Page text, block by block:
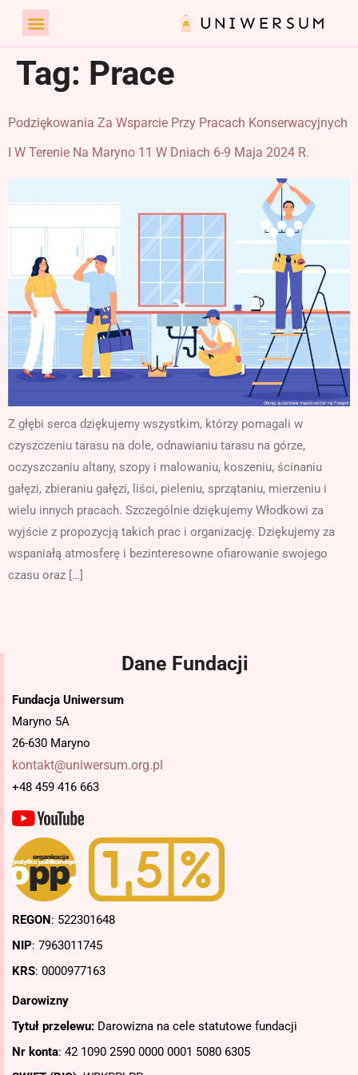
Tag: Prace
Podziękowania Za Wsparcie Przy Pracach Konserwacyjnych
I W Terenie Na Maryno 11 W Dniach 6-9 Maja 2024 R.
Z głębi serca dziękujemy wszystkim, którzy pomagali w
czyszczeniu tarasu na dole, odnawianiu tarasu na górze,
oczyszczaniu altany, szopy i malowaniu, koszeniu, ścinaniu
gałęzi, zbieraniu gałęzi, liści, pieleniu, sprzątaniu, mierzeniu i
wielu innych pracach. Szczególnie dziękujemy Włodkowi za
wyjście z propozycją takich prac i organizację. Dziękujemy za
wspaniałą atmosferę i bezinteresowne ofiarowanie swojego
czasu oraz […]
Dane Fundacji
Fundacja Uniwersum
Maryno 5A
26-630 Maryno
kontakt@uniwersum.org.pl
+48 459 416 663
REGON: 522301648
NIP: 7963011745
KRS: 0000977163
Darowizny
Tytuł przelewu: Darowizna na cele statutowe fundacji
Nr konta: 42 1090 2590 0000 0001 5080 6305